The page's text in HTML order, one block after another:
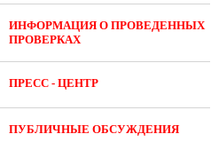
ИНФОРМАЦИЯ О ПРОВЕДЕННЫХ
ПРОВЕРКАХ
ПРЕСС - ЦЕНТР
ПУБЛИЧНЫЕ ОБСУЖДЕНИЯ